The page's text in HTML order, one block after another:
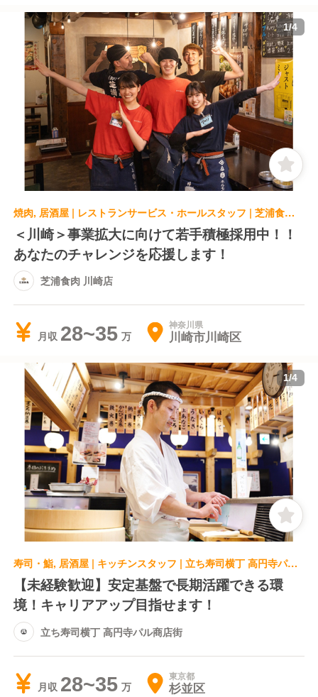
1/4
焼肉, 居酒屋 | レストランサービス・ホールスタッフ | 芝浦食肉 川崎店
＜川崎＞事業拡大に向けて若手積極採用中！！
あなたのチャレンジを応援します！
芝浦食肉 川崎店
月収 28~35 神奈川県
川崎市川崎区
1/4
寿司・鮨, 居酒屋 | キッチンスタッフ | 立ち寿司横丁 高円寺パル商店街
【未経験歓迎】安定基盤で長期活躍できる環
境！キャリアアップ目指せます！
立ち寿司横丁 高円寺パル商店街
月収 28~35 東京都
杉並区